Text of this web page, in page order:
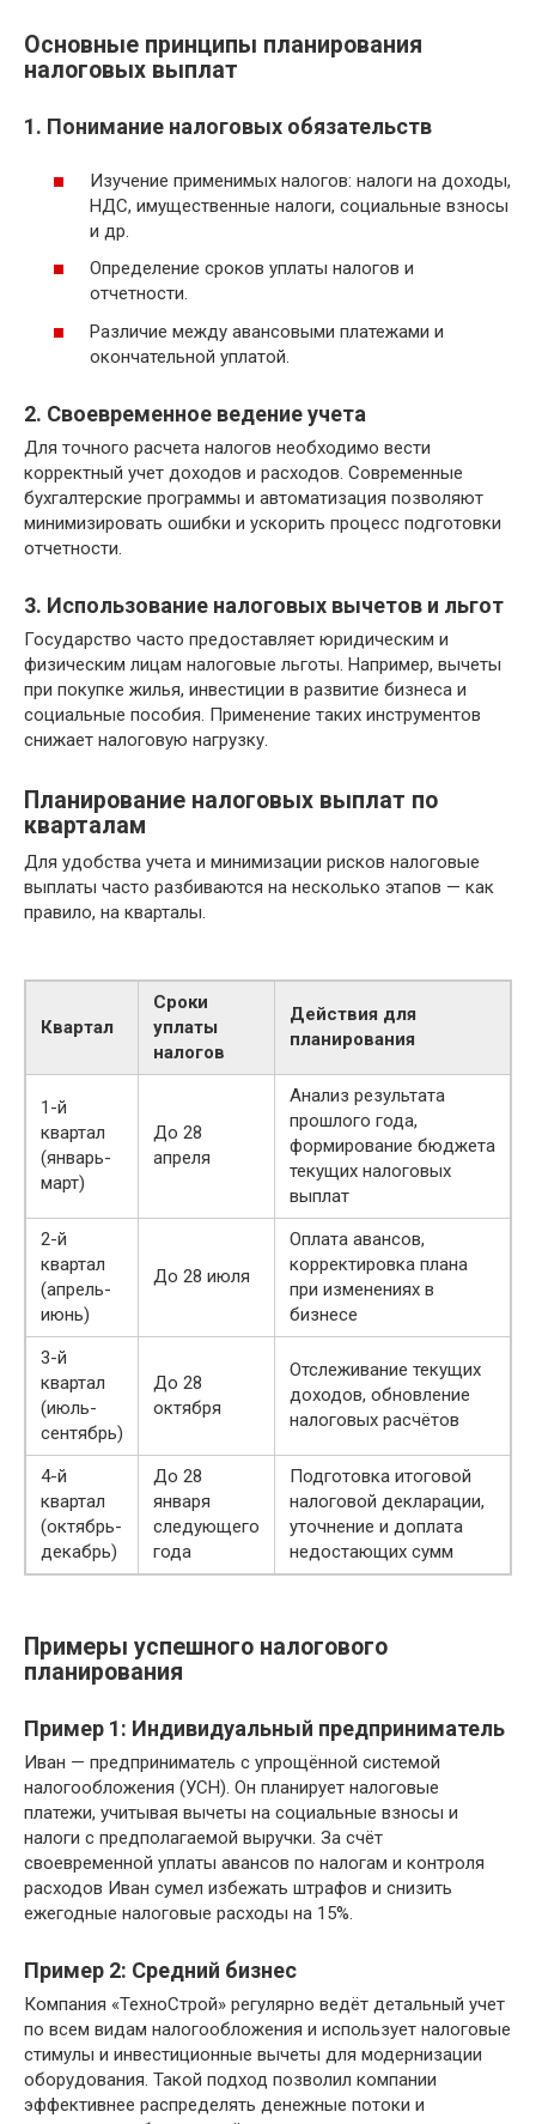
Основные принципы планирования
налоговых выплат
1. Понимание налоговых обязательств
Изучение применимых налогов: налоги на доходы,
НДС, имущественные налоги, социальные взносы
и др.
Определение сроков уплаты налогов и
отчетности.
Различие между авансовыми платежами и
окончательной уплатой.
2. Своевременное ведение учета
Для точного расчета налогов необходимо вести
корректный учет доходов и расходов. Современные
бухгалтерские программы и автоматизация позволяют
минимизировать ошибки и ускорить процесс подготовки
отчетности.
3. Использование налоговых вычетов и льгот
Государство часто предоставляет юридическим и
физическим лицам налоговые льготы. Например, вычеты
при покупке жилья, инвестиции в развитие бизнеса и
социальные пособия. Применение таких инструментов
снижает налоговую нагрузку.
Планирование налоговых выплат по
кварталам
Для удобства учета и минимизации рисков налоговые
выплаты часто разбиваются на несколько этапов — как
правило, на кварталы.
Квартал
Сроки
уплаты
налогов
Действия для
планирования
1-й
квартал
(январь-
март)
До 28
апреля
Анализ результата
прошлого года,
формирование бюджета
текущих налоговых
выплат
2-й
квартал
(апрель-
июнь)
До 28 июля
Оплата авансов,
корректировка плана
при изменениях в
бизнесе
3-й
квартал
(июль-
сентябрь)
До 28
октября
Отслеживание текущих
доходов, обновление
налоговых расчётов
4-й
квартал
(октябрь-
декабрь)
До 28
января
следующего
года
Подготовка итоговой
налоговой декларации,
уточнение и доплата
недостающих сумм
Примеры успешного налогового
планирования
Пример 1: Индивидуальный предприниматель
Иван — предприниматель с упрощённой системой
налогообложения (УСН). Он планирует налоговые
платежи, учитывая вычеты на социальные взносы и
налоги с предполагаемой выручки. За счёт
своевременной уплаты авансов по налогам и контроля
расходов Иван сумел избежать штрафов и снизить
ежегодные налоговые расходы на 15%.
Пример 2: Средний бизнес
Компания «ТехноСтрой» регулярно ведёт детальный учет
по всем видам налогообложения и использует налоговые
стимулы и инвестиционные вычеты для модернизации
оборудования. Такой подход позволил компании
эффективнее распределять денежные потоки и